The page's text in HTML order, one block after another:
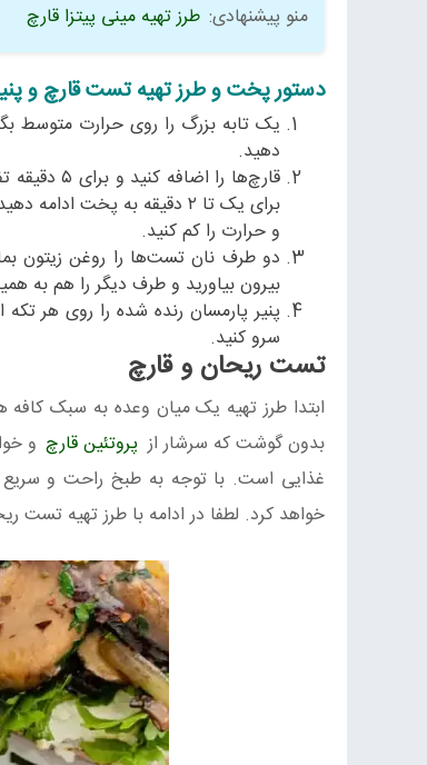
منو پیشنهادی: طرز تهیه مینی پیتزا قارچ
دستور پخت و طرز تهیه تست قارچ و
یک تابه بزرگ را روی حرارت متوسط
دهید.
قارچ‌ها
برای یک تا ۲ دقیقه به پخت
و حرارت را کم کنید.
بیرون بیاورید و طرف دیگر را هم به
پنیر پارمسان رنده شده را روی هر
سرو کنید.
تست ریحان و قارچ
ابتدا طرز تهیه یک میان وعده به سبک
بدون گوشت که سرشار از پروتئین قارچ و
غذایی است. با توجه به طبخ راحت و سریع
خواهد کرد. لطفا در ادامه با طرز تهیه تست